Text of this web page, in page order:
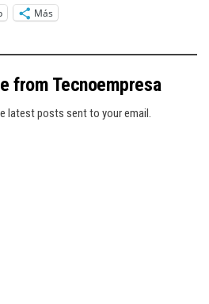
Más
from Tecnoempresa
latest posts sent to your email.